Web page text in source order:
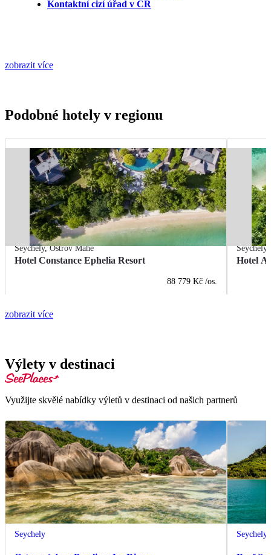
Kontaktní cizí úřad v ČR
zobrazit více
Podobné hotely v regionu
Seychely,Ostrov Mahé
Hotel Constance Ephelia Resort
88 779 Kč /os.
Seychely
Hotel
zobrazit více
Výlety v destinaci
Využijte skvělé nabídky výletů v destinaci od našich partnerů
Seychely Seychely